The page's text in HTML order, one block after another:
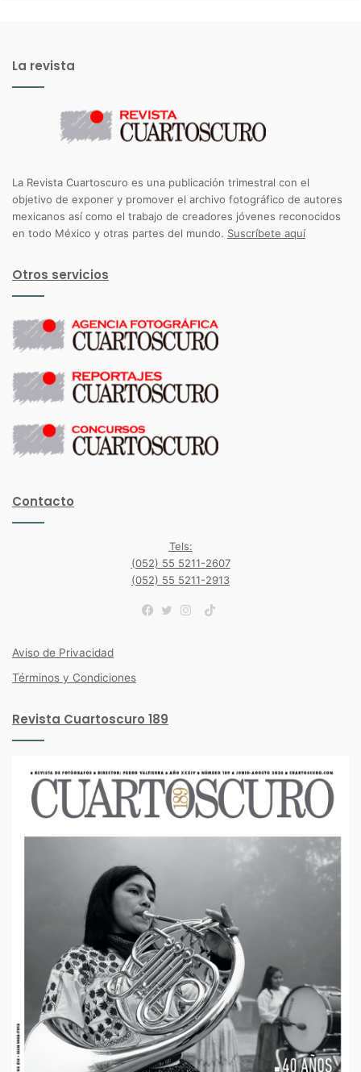
La revista
La Revista Cuartoscuro es una publicación trimestral con el
objetivo de exponer y promover el archivo fotográfico de autores
mexicanos así como el trabajo de creadores jóvenes reconocidos
en todo México y otras partes del mundo. Suscríbete aquí
Otros servicios
Contacto
Tels:
(052) 55 5211-2607
(052) 55 5211-2913
TikTok
Aviso de Privacidad
Términos y Condiciones
Revista Cuartoscuro 189